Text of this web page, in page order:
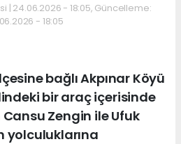
| 24.06.2026 - 18:05, Güncelleme:
- 18:05
bağlı Akpınar Köyü
bir araç içerisinde
Zengin ile Ufuk
yolculuklarına